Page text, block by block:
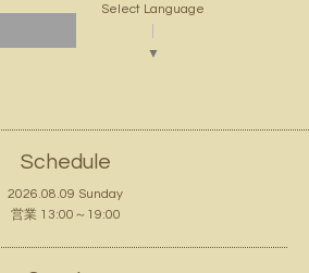
Select Language
▼
Schedule
2026.08.09 Sunday
営業 13:00～19:00